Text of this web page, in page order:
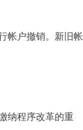
帐户撤销。新旧帐
纳程序改革的重